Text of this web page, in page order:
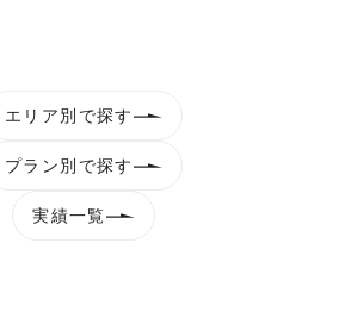
エリア別で探す
プラン別で探す
実績一覧